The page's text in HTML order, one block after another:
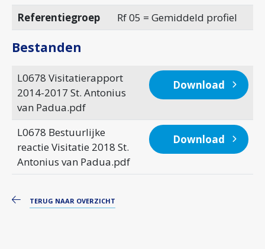
Referentiegroep
Rf 05 = Gemiddeld profiel
Bestanden
L0678 Visitatierapport
2014-2017 St. Antonius
van Padua.pdf
Download
L0678 Bestuurlijke
reactie Visitatie 2018 St.
Antonius van Padua.pdf
Download
TERUG NAAR OVERZICHT